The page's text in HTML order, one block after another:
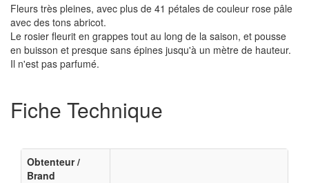
Fleurs très pleines, avec plus de 41 pétales de couleur rose pâle
avec des tons abricot.
Le rosier fleurit en grappes tout au long de la saison, et pousse
en buisson et presque sans épines jusqu'à un mètre de hauteur.
Il n'est pas parfumé.
Fiche Technique
Obtenteur /
Brand